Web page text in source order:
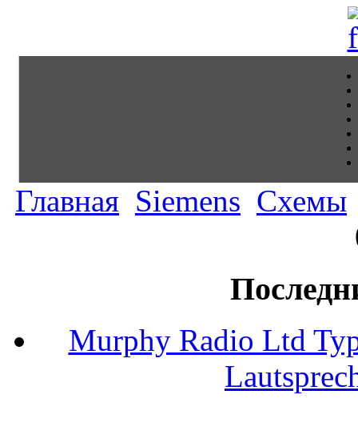
Главная Siemens Схемы
Murphy Radio Ltd